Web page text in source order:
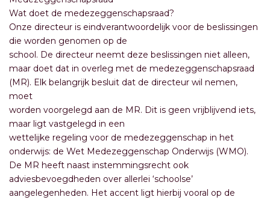
Wat doet de medezeggenschapsraad?
Onze directeur is eindverantwoordelijk voor de beslissingen
die worden genomen op de
school. De directeur neemt deze beslissingen niet alleen,
maar doet dat in overleg met de medezeggenschapsraad
(MR). Elk belangrijk besluit dat de directeur wil nemen,
moet
worden voorgelegd aan de MR. Dit is geen vrijblijvend iets,
maar ligt vastgelegd in een
wettelijke regeling voor de medezeggenschap in het
onderwijs: de Wet Medezeggenschap Onderwijs (WMO).
De MR heeft naast instemmingsrecht ook
adviesbevoegdheden over allerlei ‘schoolse’
aangelegenheden. Het accent ligt hierbij vooral op de